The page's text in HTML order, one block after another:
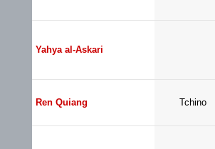
Yahya al-Askari
Ren Quiang Tchino